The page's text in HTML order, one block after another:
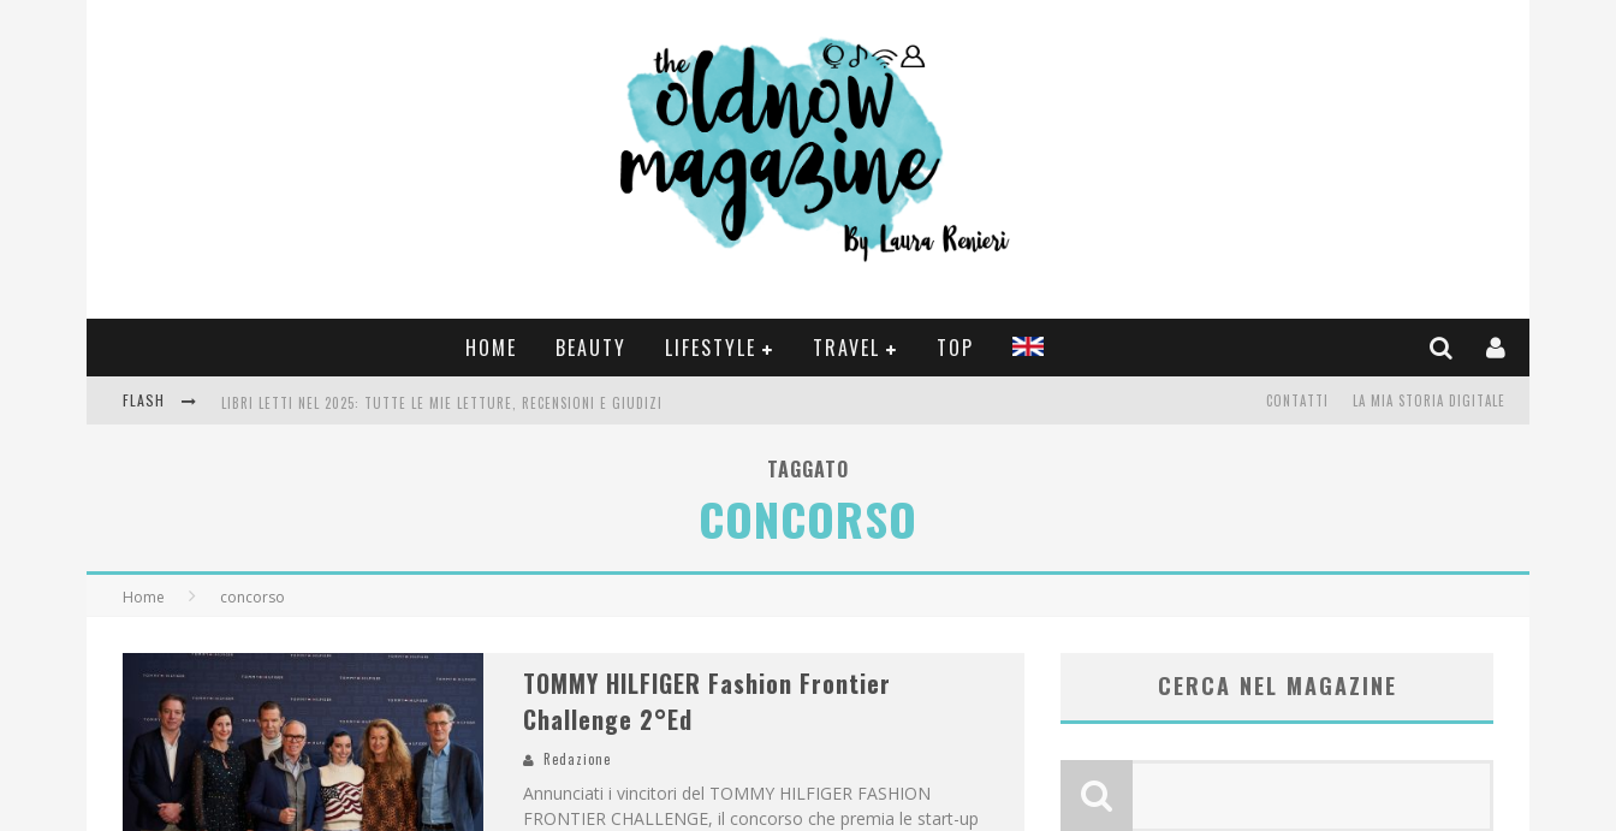
HOME BEAUTY LIFESTYLE TRAVEL TOP
FLASH LIBRI LETTI NEL 2025: TUTTE LE MIE LETTURE, RECENSIONI E GIUDIZI
A
NYA TAYLOR-JOY, JISOO E WILLOW SMITH PROTAGONISTE DELLA NUOVA CAMPAGNA DIOR ADDICT
LA MIA STORIA DIGITALE
CONTATTI
TAGGATO
CONCORSO
Home concorso
TOMMY HILFIGER Fashion Frontier
Challenge 2°Ed
Redazione
Annunciati i vincitori del TOMMY HILFIGER FASHION
FRONTIER CHALLENGE, il concorso che premia le start-up
CERCA NEL MAGAZINE